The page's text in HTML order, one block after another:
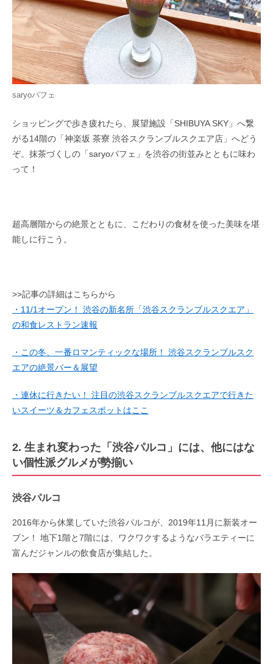
saryoパフェ
ショッピングで歩き疲れたら、展望施設「SHIBUYA SKY」へ繋
がる14階の「神楽坂 茶寮 渋谷スクランブルスクエア店」へどう
ぞ。抹茶づくしの「saryoパフェ」を渋谷の街並みとともに味わ
って！
超高層階からの絶景とともに、こだわりの食材を使った美味を堪
能しに行こう。
>>記事の詳細はこちらから
・11/1オープン！ 渋谷の新名所「渋谷スクランブルスクエア」
の和食レストラン速報
・この冬、一番ロマンティックな場所！ 渋谷スクランブルスク
エアの絶景バー＆展望
・連休に行きたい！ 注目の渋谷スクランブルスクエアで行きた
いスイーツ＆カフェスポットはここ
2. 生まれ変わった「渋谷パルコ」には、他にはな
い個性派グルメが勢揃い
渋谷パルコ
2016年から休業していた渋谷パルコが、2019年11月に新装オー
プン！ 地下1階と7階には、ワクワクするようなバラエティーに
富んだジャンルの飲食店が集結した。